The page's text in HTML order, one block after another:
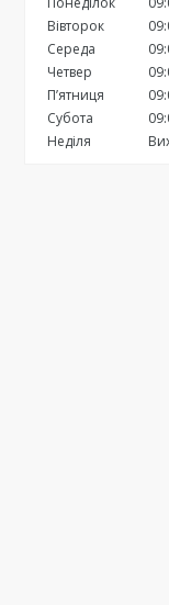
Вівторок
Середа
Четвер
Пʼятниця
Субота
Неділя